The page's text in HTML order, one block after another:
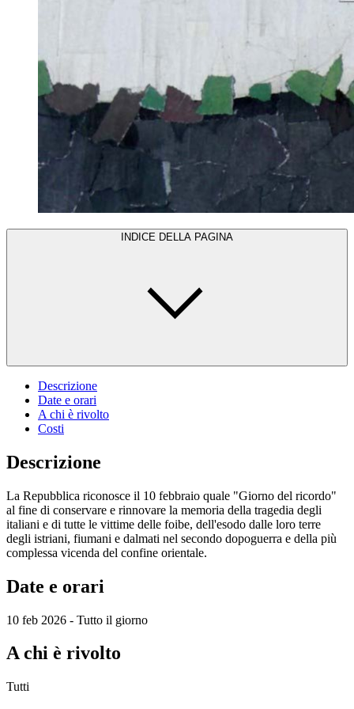
INDICE DELLA PAGINA
Descrizione
Date e orari
A chi è rivolto
Costi
Descrizione
La Repubblica riconosce il 10 febbraio quale "Giorno del ricordo"
al fine di conservare e rinnovare la memoria della tragedia degli
italiani e di tutte le vittime delle foibe, dell'esodo dalle loro terre
degli istriani, fiumani e dalmati nel secondo dopoguerra e della più
complessa vicenda del confine orientale.
Date e orari
10 feb 2026 - Tutto il giorno
A chi è rivolto
Tutti